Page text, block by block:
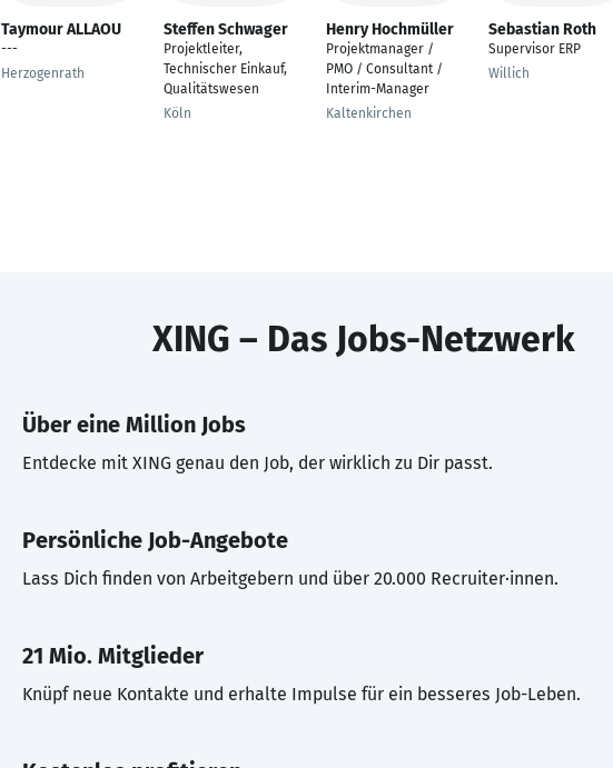
Taymour ALLAOU
---
Herzogenrath
Steffen Schwager
Projektleiter,
Technischer Einkauf,
Qualitätswesen
Köln
Henry Hochmüller
Projektmanager /
PMO / Consultant /
Interim-Manager
Kaltenkirchen
Sebastian Roth
Supervisor ERP
Willich
XING – Das Jobs-Netzwerk
Über eine Million Jobs
Entdecke mit XING genau den Job, der wirklich zu Dir passt.
Persönliche Job-Angebote
Lass Dich finden von Arbeitgebern und über 20.000 Recruiter·innen.
21 Mio. Mitglieder
Knüpf neue Kontakte und erhalte Impulse für ein besseres Job-Leben.